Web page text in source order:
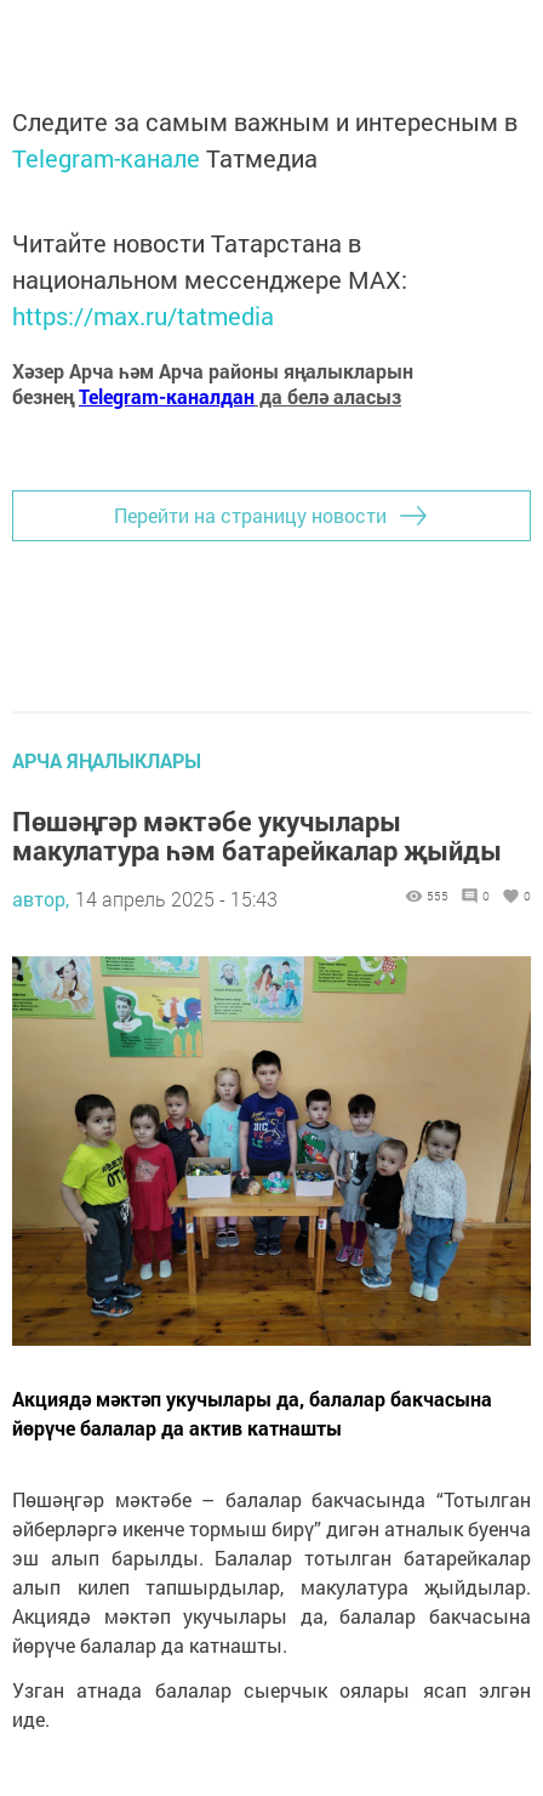
Следите за самым важным и интересным в
Telegram-канале Татмедиа
Читайте новости Татарстана в
национальном мессенджере MАХ:
https://max.ru/tatmedia
Хәзер Арча һәм Арча районы яңалыкларын
безнеңTelegram-каналданда белә аласыз
Перейти на страницу новости
АРЧА ЯҢАЛЫКЛАРЫ
Пөшәңгәр мәктәбе укучылары
макулатура һәм батарейкалар җыйды
автор, 14 апрель 2025 - 15:43 555 0 0
Акциядә мәктәп укучылары да, балалар бакчасына
йөрүче балалар да актив катнашты
Пөшәңгәр мәктәбе – балалар бакчасында “Тотылган
әйберләргә икенче тормыш бирү” дигән атналык буенча
эш алып барылды. Балалар тотылган батарейкалар
алып килеп тапшырдылар, макулатура җыйдылар.
Акциядә мәктәп укучылары да, балалар бакчасына
йөрүче балалар да катнашты.
Узган атнада балалар сыерчык оялары ясап элгән
иде.